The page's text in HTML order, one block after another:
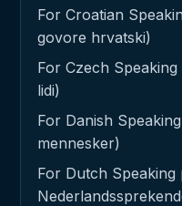
For Croatian
govore hrvatski)
For Czech
lidi)
For Danish
mennesker)
For Dutch